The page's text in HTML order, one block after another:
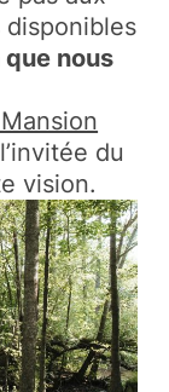
disponibles
nous
du
vision.